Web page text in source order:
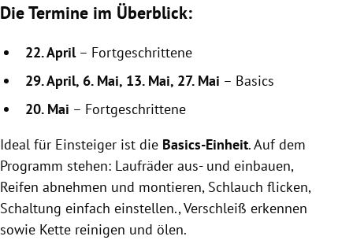
Die Termine im Überblick:
22. April– Fortgeschrittene
29. April, 6. Mai, 13. Mai, 27. Mai – Basics
20. Mai – Fortgeschrittene
Ideal für Einsteiger ist die Basics-Einheit. Auf dem
Programm stehen: Laufräder aus- und einbauen,
Reifen abnehmen und montieren, Schlauch flicken,
Schaltung einfach einstellen., Verschleiß erkennen
sowie Kette reinigen und ölen.